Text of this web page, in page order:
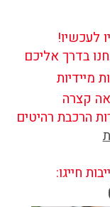
לעכשיו!
בדרך אליכם
מיידיות
קצרה
הרכבת רהיטים
חייגו: